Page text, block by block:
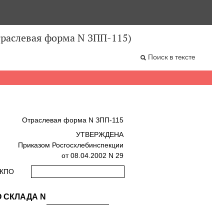
форма N ЗПП-115)
Поиск в тексте
Отраслевая форма N ЗПП-115
УТВЕРЖДЕНА
Приказом Росгосхлебинспекции
от 08.04.2002 N 29
N